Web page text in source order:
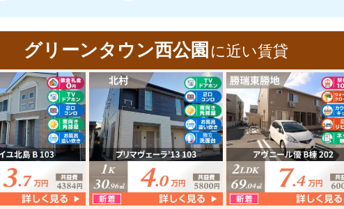
グリーンタウン西公園 に近い賃貸